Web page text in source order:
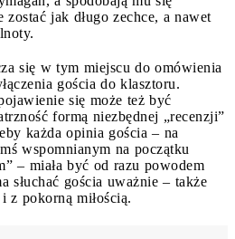
jak długo zechce, a nawet
się w tym miejscu do omówienia
gościa do klasztoru.
się może też być
formą niezbędnej „recenzji”
każda opinia gościa – na
wspomnianym na początku
– miała być od razu powodem
słuchać gościa uważnie – także
z pokorną miłością.